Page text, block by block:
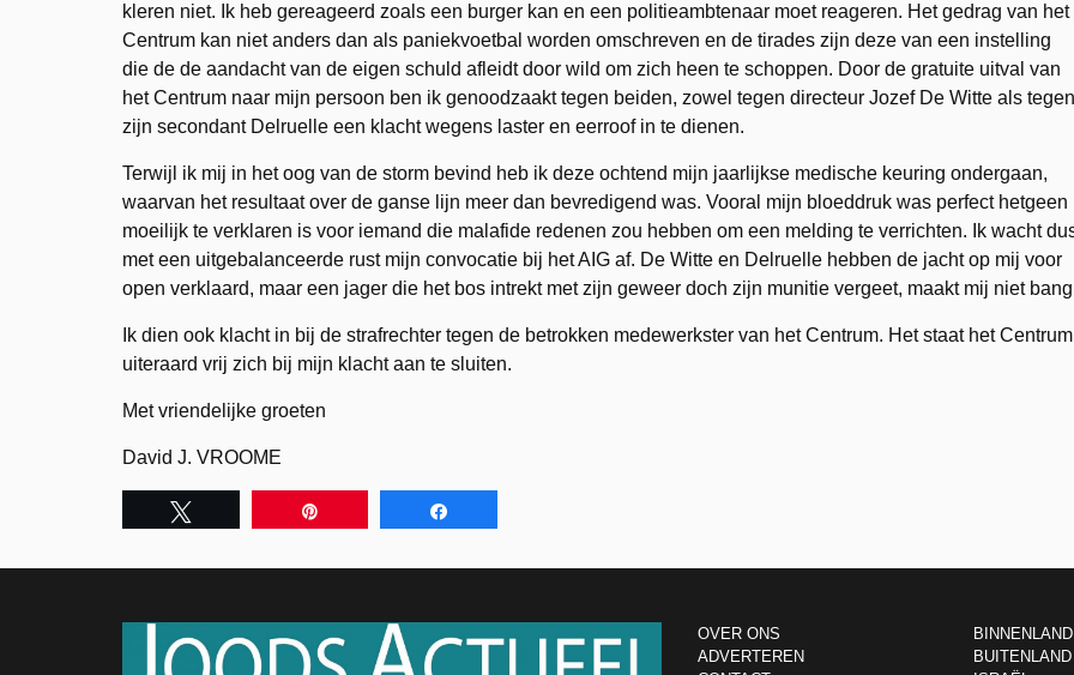
kleren niet. Ik heb gereageerd zoals een burger kan en een politieambtenaar moet reageren. Het gedrag van het
Centrum kan niet anders dan als paniekvoetbal worden omschreven en de tirades zijn deze van een instelling
die de de aandacht van de eigen schuld afleidt door wild om zich heen te schoppen. Door de gratuite uitval van
het Centrum naar mijn persoon ben ik genoodzaakt tegen beiden, zowel tegen directeur Jozef De Witte als tegen
zijn secondant Delruelle een klacht wegens laster en eerroof in te dienen.
Terwijl ik mij in het oog van de storm bevind heb ik deze ochtend mijn jaarlijkse medische keuring ondergaan,
waarvan het resultaat over de ganse lijn meer dan bevredigend was. Vooral mijn bloeddruk was perfect hetgeen
moeilijk te verklaren is voor iemand die malafide redenen zou hebben om een melding te verrichten. Ik wacht
met een uitgebalanceerde rust mijn convocatie bij het AIG af. De Witte en Delruelle hebben de jacht op mij voor
open verklaard, maar een jager die het bos intrekt met zijn geweer doch zijn munitie vergeet, maakt mij niet
Ik dien ook klacht in bij de strafrechter tegen de betrokken medewerkster van het Centrum. Het staat het Centrum
uiteraard vrij zich bij mijn klacht aan te sluiten.
Met vriendelijke groeten
David J. VROOME
OVER ONS
ADVERTEREN
BINNENLAND
BUITENLAND